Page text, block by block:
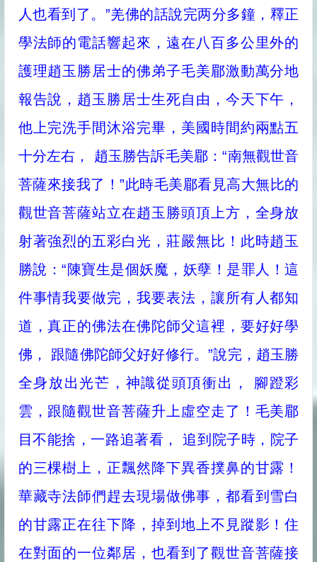
人也看到了。”羌佛的話說完两分多鐘，釋正
學法師的電話響起來，遠在八百多公里外的
護理趙玉勝居士的佛弟子毛美郿激動萬分地
報告說，趙玉勝居士生死自由，今天下午，
他上完洗手間沐浴完畢，美國時間約兩點五
十分左右， 趙玉勝告訴毛美郿：“南無觀世音
菩薩來接我了！”此時毛美郿看見高大無比的
觀世音菩薩站立在趙玉勝頭頂上方，全身放
射著強烈的五彩白光，莊嚴無比！此時趙玉
勝說：“陳寶生是個妖魔，妖孽！是罪人！這
件事情我要做完，我要表法，讓所有人都知
道，真正的佛法在佛陀師父這裡，要好好學
佛， 跟隨佛陀師父好好修行。”說完，趙玉勝
全身放出光芒，神識從頭頂衝出， 腳蹬彩
雲，跟隨觀世音菩薩升上虛空走了！毛美郿
目不能捨，一路追著看， 追到院子時，院子
的三棵樹上，正飄然降下異香撲鼻的甘露！
華藏寺法師們趕去現場做佛事，都看到雪白
的甘露正在往下降，掉到地上不見蹤影！住
在對面的一位鄰居，也看到了觀世音菩薩接